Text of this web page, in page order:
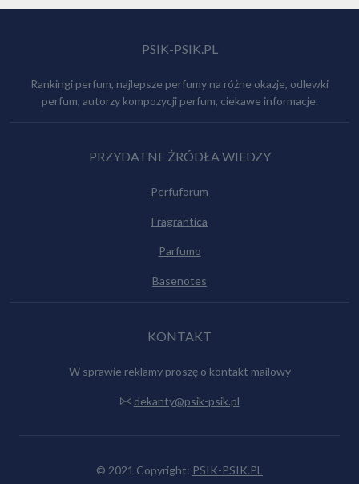
PSIK-PSIK.PL
Rankingi perfum, najlepsze perfumy na różne okazje, odlewki
perfum, autorzy kompozycji perfum, ciekawe informacje.
PRZYDATNE ŻRÓDŁA WIEDZY
Perfuforum
Fragrantica
Parfumo
Basenotes
KONTAKT
W sprawie reklamy proszę o kontakt mailowy
dekanty@psik-psik.pl
© 2021 Copyright: PSIK-PSIK.PL